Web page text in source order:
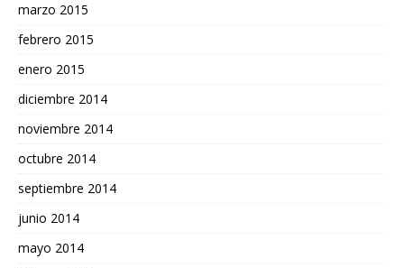
marzo 2015
febrero 2015
enero 2015
diciembre 2014
noviembre 2014
octubre 2014
septiembre 2014
junio 2014
mayo 2014